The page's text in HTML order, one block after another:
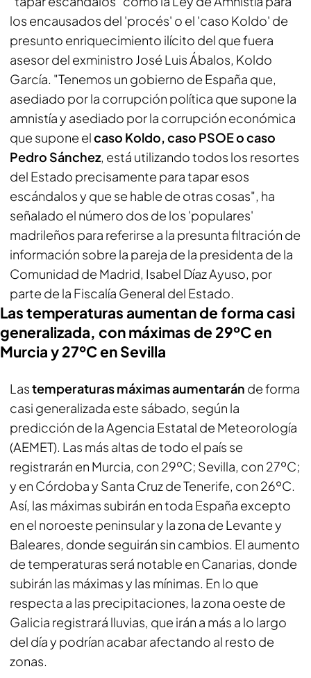
los encausados del 'procés' o el 'caso Koldo' de
presunto enriquecimiento ilícito del que fuera
asesor del exministro José Luis Ábalos, Koldo
García. "Tenemos un gobierno de España que,
asediado por la corrupción política que supone la
amnistía y asediado por la corrupción económica
que supone elcaso Koldo, caso PSOE o caso
Pedro Sánchez, está utilizando todos los resortes
del Estado precisamente para tapar esos
escándalos y que se hable de otras cosas", ha
señalado el número dos de los 'populares'
madrileños para referirse a la presunta filtración de
información sobre la pareja de la presidenta de la
Comunidad de Madrid, Isabel Díaz Ayuso, por
parte de la Fiscalía General del Estado.
Las temperaturas aumentan de forma casi
generalizada, con máximas de 29ºC en
Murcia y 27ºC en Sevilla
Lastemperaturas máximas aumentarán de forma
casi generalizada este sábado, según la
predicción de la Agencia Estatal de Meteorología
(AEMET). Las más altas de todo el país se
registrarán en Murcia, con 29ºC; Sevilla, con 27ºC;
y en Córdoba y Santa Cruz de Tenerife, con 26ºC.
Así, las máximas subirán en toda España excepto
en el noroeste peninsular y la zona de Levante y
Baleares, donde seguirán sin cambios. El aumento
de temperaturas será notable en Canarias, donde
subirán las máximas y las mínimas. En lo que
respecta a las precipitaciones, la zona oeste de
Galicia registrará lluvias, que irán a más a lo largo
del día y podrían acabar afectando al resto de
zonas.